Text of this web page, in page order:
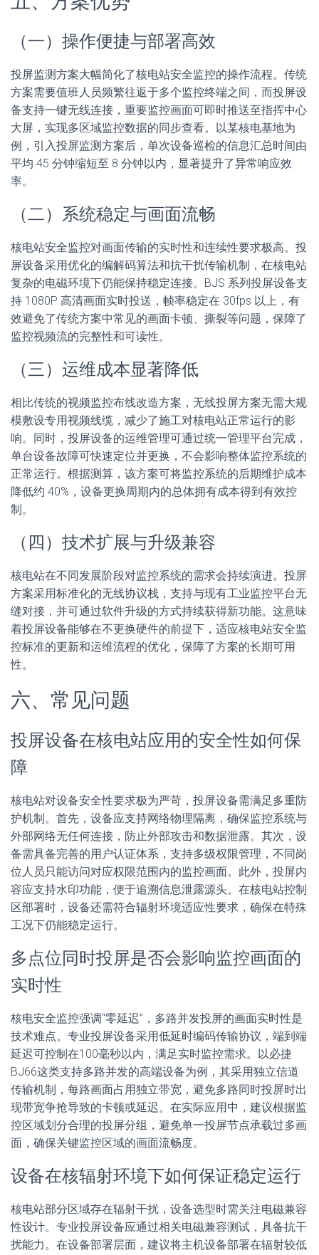
（一）操作便捷与部署高效
投屏监测方案大幅简化了核电站安全监控的操作流程。传统
方案需要值班人员频繁往返于多个监控终端之间，而投屏设
备支持一键无线连接，重要监控画面可即时推送至指挥中心
大屏，实现多区域监控数据的同步查看。以某核电基地为
例，引入投屏监测方案后，单次设备巡检的信息汇总时间由
平均 45 分钟缩短至 8 分钟以内，显著提升了异常响应效
率。
（二）系统稳定与画面流畅
核电站安全监控对画面传输的实时性和连续性要求极高。投
屏设备采用优化的编解码算法和抗干扰传输机制，在核电站
复杂的电磁环境下仍能保持稳定连接。BJS 系列投屏设备支
持 1080P 高清画面实时投送，帧率稳定在 30fps 以上，有
效避免了传统方案中常见的画面卡顿、撕裂等问题，保障了
监控视频流的完整性和可读性。
（三）运维成本显著降低
相比传统的视频监控布线改造方案，无线投屏方案无需大规
模敷设专用视频线缆，减少了施工对核电站正常运行的影
响。同时，投屏设备的运维管理可通过统一管理平台完成，
单台设备故障可快速定位并更换，不会影响整体监控系统的
正常运行。根据测算，该方案可将监控系统的后期维护成本
降低约 40%，设备更换周期内的总体拥有成本得到有效控
制。
（四）技术扩展与升级兼容
核电站在不同发展阶段对监控系统的需求会持续演进。投屏
方案采用标准化的无线协议栈，支持与现有工业监控平台无
缝对接，并可通过软件升级的方式持续获得新功能。这意味
着投屏设备能够在不更换硬件的前提下，适应核电站安全监
控标准的更新和运维流程的优化，保障了方案的长期可用
性。
六、常见问题
投屏设备在核电站应用的安全性如何保
障
核电站对设备安全性要求极为严苛，投屏设备需满足多重防
护机制。首先，设备应支持网络物理隔离，确保监控系统与
外部网络无任何连接，防止外部攻击和数据泄露。其次，设
备需具备完善的用户认证体系，支持多级权限管理，不同岗
位人员只能访问对应权限范围内的监控画面。此外，投屏内
容应支持水印功能，便于追溯信息泄露源头。在核电站控制
区部署时，设备还需符合辐射环境适应性要求，确保在特殊
工况下仍能稳定运行。
多点位同时投屏是否会影响监控画面的
实时性
核电安全监控强调“零延迟”，多路并发投屏的画面实时性是
技术难点。专业投屏设备采用低延时编码传输协议，端到端
延迟可控制在100毫秒以内，满足实时监控需求。以必捷
BJ66这类支持多路并发的高端设备为例，其采用独立信道
传输机制，每路画面占用独立带宽，避免多路同时投屏时出
现带宽争抢导致的卡顿或延迟。在实际应用中，建议根据监
控区域划分合理的投屏分组，避免单一投屏节点承载过多画
面，确保关键监控区域的画面流畅度。
设备在核辐射环境下如何保证稳定运行
核电站部分区域存在辐射干扰，设备选型时需关注电磁兼容
性设计。专业投屏设备应通过相关电磁兼容测试，具备抗干
扰能力。在设备部署层面，建议将主机设备部署在辐射较低